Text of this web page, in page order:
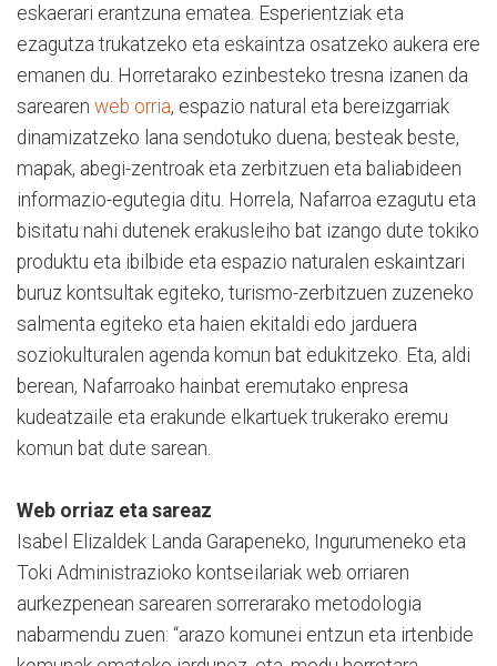
eskaerari erantzuna ematea. Esperientziak eta
ezagutza trukatzeko eta eskaintza osatzeko aukera ere
emanen du. Horretarako ezinbesteko tresna izanen da
sarearen web orria, espazio natural eta bereizgarriak
dinamizatzeko lana sendotuko duena; besteak beste,
mapak, abegi-zentroak eta zerbitzuen eta baliabideen
informazio-egutegia ditu. Horrela, Nafarroa ezagutu eta
bisitatu nahi dutenek erakusleiho bat izango dute tokiko
produktu eta ibilbide eta espazio naturalen eskaintzari
buruz kontsultak egiteko, turismo-zerbitzuen zuzeneko
salmenta egiteko eta haien ekitaldi edo jarduera
soziokulturalen agenda komun bat edukitzeko. Eta, aldi
berean, Nafarroako hainbat eremutako enpresa
kudeatzaile eta erakunde elkartuek trukerako eremu
komun bat dute sarean.
Web orriaz eta sareaz
Isabel Elizaldek Landa Garapeneko, Ingurumeneko eta
Toki Administrazioko kontseilariak web orriaren
aurkezpenean sarearen sorrerarako metodologia
nabarmendu zuen: “arazo komunei entzun eta irtenbide